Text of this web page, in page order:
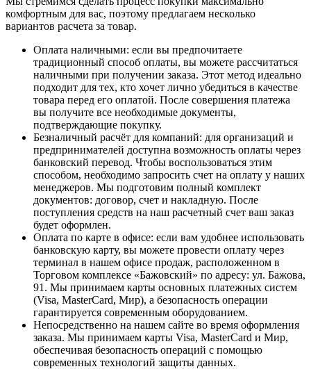
комфортным для вас, поэтому предлагаем несколько
вариантов расчета за товар.
Оплата наличными: если вы предпочитаете
традиционный способ оплаты, вы можете рассчитаться
наличными при получении заказа. Этот метод идеально
подходит для тех, кто хочет лично убедиться в качестве
товара перед его оплатой. После совершения платежа
вы получите все необходимые документы,
подтверждающие покупку.
Безналичный расчёт для компаний: для организаций и
предпринимателей доступна возможность оплаты через
банковский перевод. Чтобы воспользоваться этим
способом, необходимо запросить счет на оплату у наших
менеджеров. Мы подготовим полный комплект
документов: договор, счет и накладную. После
поступления средств на наш расчетный счет ваш заказ
будет оформлен.
Оплата по карте в офисе: если вам удобнее использовать
банковскую карту, вы можете провести оплату через
терминал в нашем офисе продаж, расположенном в
Торговом комплексе «Бажовский» по адресу: ул. Бажова,
91. Мы принимаем карты основных платежных систем
(Visa, MasterCard, Мир), а безопасность операции
гарантируется современным оборудованием.
Непосредственно на нашем сайте во время оформления
заказа. Мы принимаем карты Visa, MasterCard и Мир,
обеспечивая безопасность операций с помощью
современных технологий защиты данных.